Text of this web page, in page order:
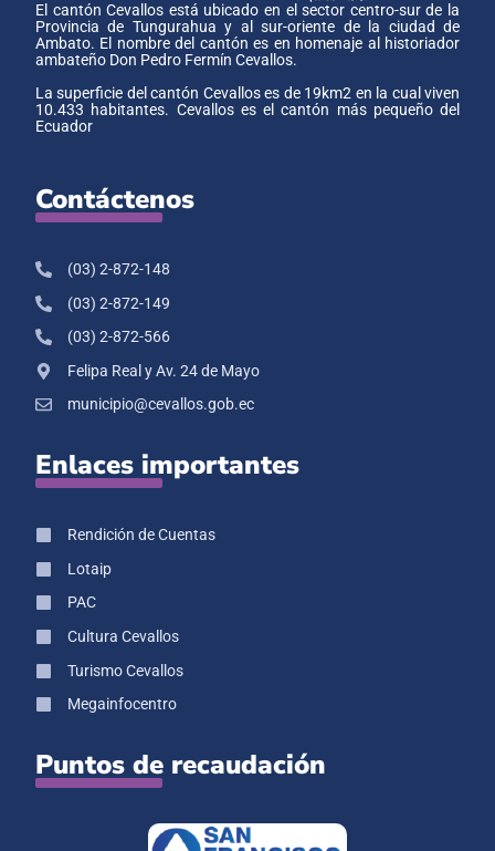
El cantón Cevallos está ubicado en el sector centro-sur de la
Provincia de Tungurahua y al sur-oriente de la ciudad de
Ambato. El nombre del cantón es en homenaje al historiador
ambateño Don Pedro Fermín Cevallos.
La superficie del cantón Cevallos es de 19km2 en la cual viven
10.433 habitantes. Cevallos es el cantón más pequeño del
Ecuador
Contáctenos
(03) 2-872-148
(03) 2-872-149
(03) 2-872-566
Felipa Real y Av. 24 de Mayo
municipio@cevallos.gob.ec
Enlaces importantes
Rendición de Cuentas
Lotaip
PAC
Cultura Cevallos
Turismo Cevallos
Megainfocentro
Puntos de recaudación